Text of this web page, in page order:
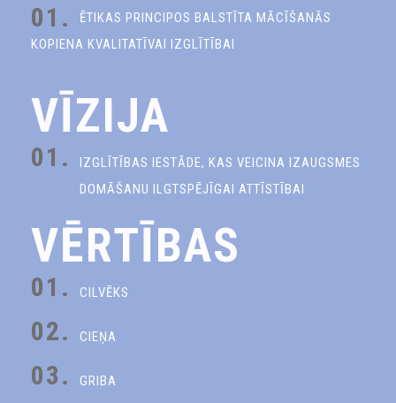
01.
ĒTIKAS PRINCIPOS BALSTĪTA MĀCĪŠANĀS
KOPIENA KVALITATĪVAI IZGLĪTĪBAI
VĪZIJA
01.
IZGLĪTĪBAS IESTĀDE, KAS VEICINA IZAUGSMES
DOMĀŠANU ILGTSPĒJĪGAI ATTĪSTĪBAI
VĒRTĪBAS
01. CILVĒKS
02. CIEŅA
03. GRIBA